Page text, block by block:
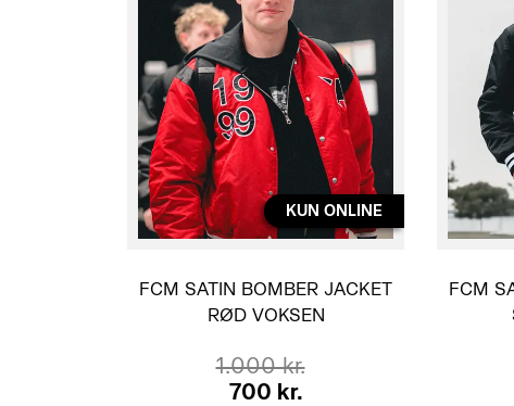
KUN ONLINE
FCM SATIN BOMBER JACKET
RØD VOKSEN
1.000 kr.
700 kr.
FCM